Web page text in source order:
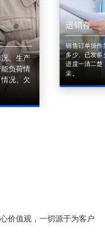
、生产
负荷情
况、欠
进销存
销售订单操作
多少、已发多
进度一清二楚
采。
价值观，一切源于为客户